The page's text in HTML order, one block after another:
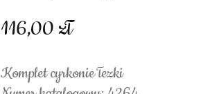
116,00
Komplet cyrkonie łezki